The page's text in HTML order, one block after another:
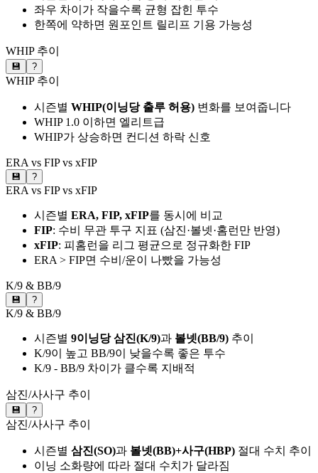
좌우 차이가 작을수록 균형 잡힌 투수
한쪽에 약하면 원포인트 릴리프 기용 가능성
WHIP 추이
💾 ?
WHIP 추이
시즌별 WHIP(이닝당 출루 허용) 변화를 보여줍니다
WHIP 1.0 이하면 엘리트급
WHIP가 상승하면 컨디션 하락 신호
ERA vs FIP vs xFIP
💾 ?
ERA vs FIP vs xFIP
시즌별 ERA, FIP, xFIP를 동시에 비교
FIP: 수비 무관 투구 지표 (삼진·볼넷·홈런만 반영)
xFIP: 피홈런을 리그 평균으로 정규화한 FIP
ERA > FIP면 수비/운이 나빴을 가능성
K/9 & BB/9
💾 ?
K/9 & BB/9
시즌별 9이닝당 삼진(K/9)과 볼넷(BB/9) 추이
K/9이 높고 BB/9이 낮을수록 좋은 투수
K/9 - BB/9 차이가 클수록 지배적
삼진/사사구 추이
💾 ?
삼진/사사구 추이
시즌별 삼진(SO)과 볼넷(BB)+사구(HBP) 절대 수치 추이
이닝 소화량에 따라 절대 수치가 달라짐